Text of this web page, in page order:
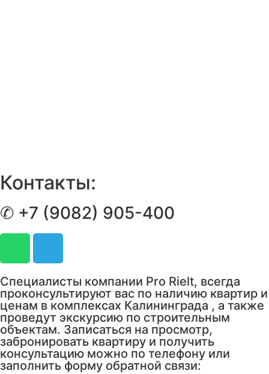
Контакты:
✆ +7 (9082) 905-400
Специалисты компании Pro Rielt, всегда
проконсультируют вас по наличию квартир и
ценам в комплексах Калининграда , а также
проведут экскурсию по строительным
объектам. Записаться на просмотр,
забронировать квартиру и получить
консультацию можно по телефону или
заполнить форму обратной связи: